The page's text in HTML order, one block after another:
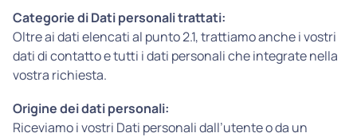
Categorie di Dati personali trattati:
Oltre ai dati elencati al punto 2.1, trattiamo anche i vostri
dati di contatto e tutti i dati personali che integrate nella
vostra richiesta.
Origine dei dati personali:
Riceviamo i vostri Dati personali dall’utente o da un